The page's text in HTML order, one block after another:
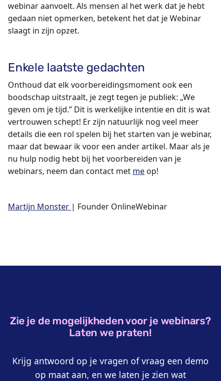
webinar aanvoelt. Als mensen al het werk dat je hebt
gedaan niet opmerken, betekent het dat je Webinar
slaagt in zijn opzet.
Enkele laatste gedachten
Onthoud dat elk voorbereidingsmoment ook een
boodschap uitstraalt, je zegt tegen je publiek: „We
geven om je tijd.” Dit is werkelijke intentie en dit is wat
vertrouwen schept! Er zijn natuurlijk nog veel meer
details die een rol spelen bij het starten van je webinar,
maar dat bewaar ik voor een ander artikel. Maar als je
nu hulp nodig hebt bij het voorbereiden van je
webinars, neem dan contact met meop!
Martijn Monster | Founder OnlineWebinar
Zie je de mogelijkheden voor je webinars?
Laten we praten!
Krijg antwoord op je vragen of vraag een demo
op maat aan, en we laten je zien wat